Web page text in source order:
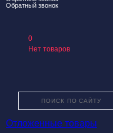
Обратный звонок
0
Нет товаров
О КОМПАНИИ
Отложенные товары